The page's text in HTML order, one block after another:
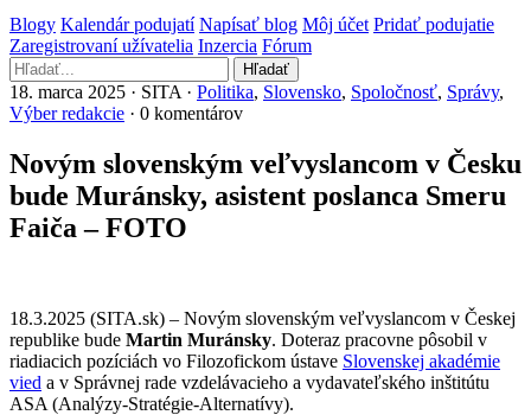
Blogy Kalendár podujatí Napísať blog Môj účet Pridať podujatie
Zaregistrovaní užívatelia Inzercia Fórum
Hľadať
18. marca 2025 · SITA · Politika, Slovensko, Spoločnosť, Správy,
Výber redakcie · 0 komentárov
Novým slovenským veľvyslancom v Česku
bude Muránsky, asistent poslanca Smeru
Faiča – FOTO
18.3.2025 (SITA.sk) – Novým slovenským veľvyslancom v Českej
republike bude Martin Muránsky. Doteraz pracovne pôsobil v
riadiacich pozíciách vo Filozofickom ústave Slovenskej akadémie
vied a v Správnej rade vzdelávacieho a vydavateľského inštitútu
ASA (Analýzy-Stratégie-Alternatívy).